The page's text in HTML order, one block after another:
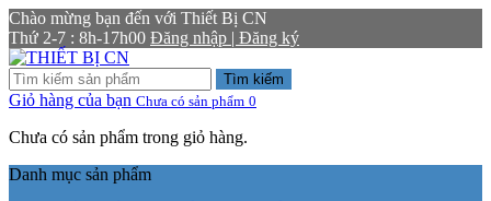
Chào mừng bạn đến với Thiết Bị CN
Thứ 2-7 : 8h-17h00 Đăng nhập | Đăng ký
Tìm kiếm
Giỏ hàng của bạn Chưa có sản phẩm 0
Chưa có sản phẩm trong giỏ hàng.
Danh mục sản phẩm